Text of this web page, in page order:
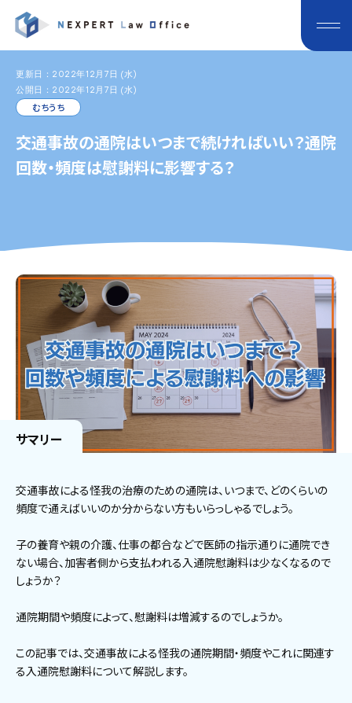
更新日：2022年12月7日 (水)
公開日：2022年12月7日 (水)
むちうち
交通事故の通院はいつまで続ければいい？通院
回数・頻度は慰謝料に影響する？
サマリー
交通事故による怪我の治療のための通院は、いつまで、どのくらいの
頻度で通えばいいのか分からない方もいらっしゃるでしょう。
子の養育や親の介護、仕事の都合などで医師の指示通りに通院でき
ない場合、加害者側から支払われる入通院慰謝料は少なくなるので
しょうか？
通院期間や頻度によって、慰謝料は増減するのでしょうか。
この記事では、交通事故による怪我の通院期間・頻度やこれに関連す
る入通院慰謝料について解説します。